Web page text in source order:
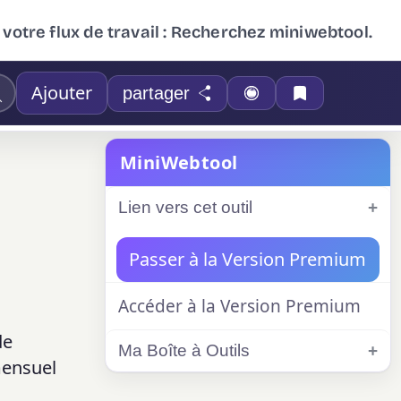
flux de travail : Recherchez miniwebtool.
Ajouter partager
MiniWebtool
Lien vers cet outil
Passer à la Version Premium
Accéder à la Version Premium
Ma Boîte à Outils